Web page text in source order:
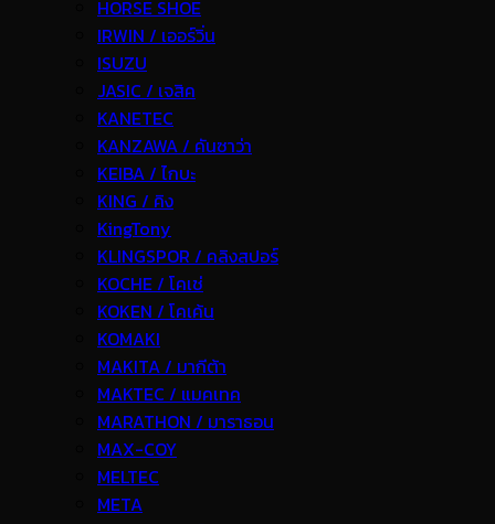
HORSE SHOE
IRWIN / เออร์วิ่น
ISUZU
JASIC / เจสิค
KANETEC
KANZAWA / คันซาว่า
KEIBA / ไกบะ
KING / คิง
KingTony
KLINGSPOR / คลิงสปอร์
KOCHE / โคเช่
KOKEN / โคเค้น
KOMAKI
MAKITA / มากีต้า
MAKTEC / แมคเทค
MARATHON / มาราธอน
MAX-COY
MELTEC
META